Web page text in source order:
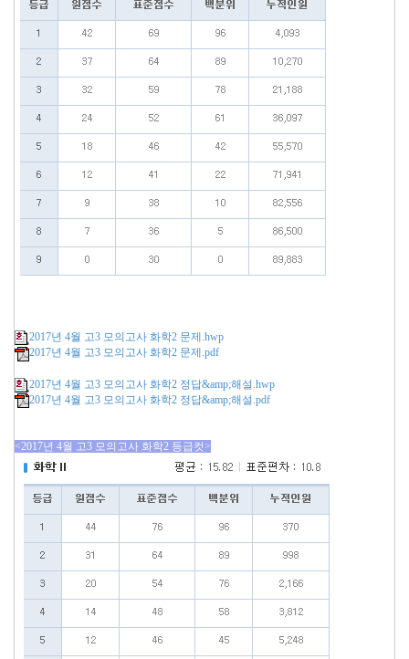
2017년 4월 고3 모의고사 화학2 문제.hwp
2017년 4월 고3 모의고사 화학2 문제.pdf
2017년 4월 고3 모의고사 화학2 정답&amp;해설.hwp
2017년 4월 고3 모의고사 화학2 정답&amp;해설.pdf
<2017년 4월 고3 모의고사 화학2 등급컷>